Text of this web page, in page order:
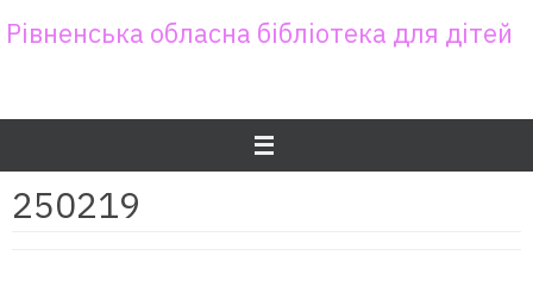
toРівненська обласна бібліотека для дітей
250219